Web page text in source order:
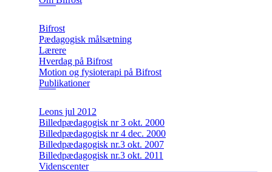
Bifrost
Pædagogisk målsætning
Lærere
Hverdag på Bifrost
Motion og fysioterapi på Bifrost
Publikationer
Leons jul 2012
Billedpædagogisk nr 3 okt. 2000
Billedpædagogisk nr 4 dec. 2000
Billedpædagogisk nr.3 okt. 2007
Billedpædagogisk nr.3 okt. 2011
Videnscenter